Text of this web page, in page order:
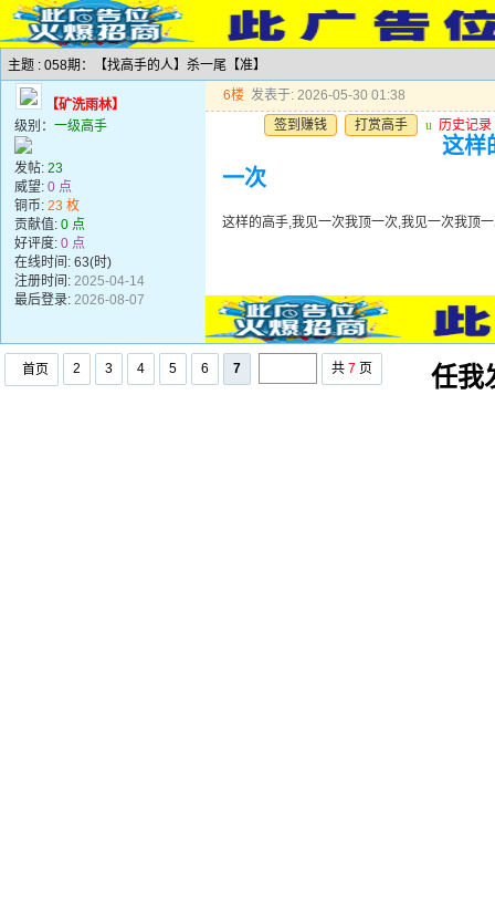
主题 : 058期：【找高手的人】杀一尾【准】
【矿洗雨林】
级别： 一级高手
发帖: 23
威望: 0 点
铜币: 23 枚
贡献值: 0 点
好评度: 0 点
在线时间: 63(时)
注册时间: 2025-04-14
最后登录: 2026-08-07
6楼 发表于: 2026-05-30 01:38
签到赚钱
打赏高手 u 历史记录
这样
一次
这样的高手,我见一次我顶一次,我见一次我顶
首页 2 3 4 5 6 7 共 7 页 任我